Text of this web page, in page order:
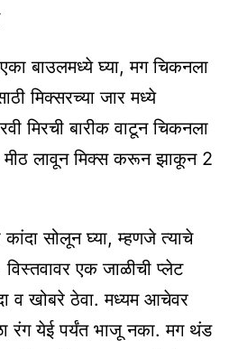
बाउलमध्ये घ्या, मग चिकनला
मिक्सरच्या जार मध्ये
मिरची बारीक वाटून चिकनला
मीठ लावून मिक्स करून झाकून 2
सोलून घ्या, म्हणजे त्याचे
एक जाळीची प्लेट
व खोबरे ठेवा. मध्यम आचेवर
रंग येई पर्यंत भाजू नका. मग थंड